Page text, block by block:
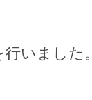
いました。